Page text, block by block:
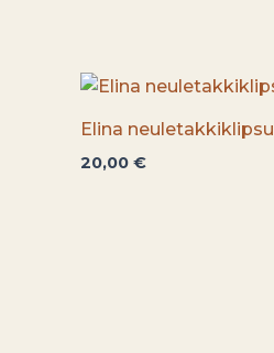
Elina neuletakkiklipsu
20,00 €